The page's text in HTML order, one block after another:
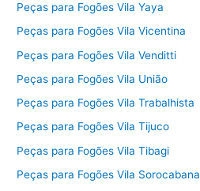
Peças para Fogões Vila Yaya
Peças para Fogões Vila Vicentina
Peças para Fogões Vila Venditti
Peças para Fogões Vila União
Peças para Fogões Vila Trabalhista
Peças para Fogões Vila Tijuco
Peças para Fogões Vila Tibagi
Peças para Fogões Vila Sorocabana